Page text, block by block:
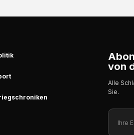
von
Alle
Sie.